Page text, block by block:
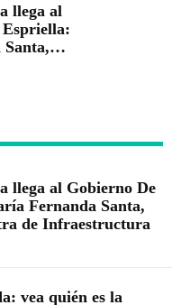
llega al
llega al Gobierno De
Fernanda Santa,
de Infraestructura
vea quién es la